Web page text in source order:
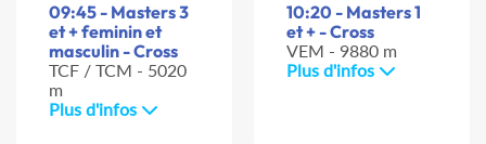
09:45 - Masters 3
et + feminin et
masculin - Cross
TCF / TCM - 5020
m
Plus d'infos
10:20 - Masters 1
et + - Cross
VEM - 9880 m
Plus d'infos